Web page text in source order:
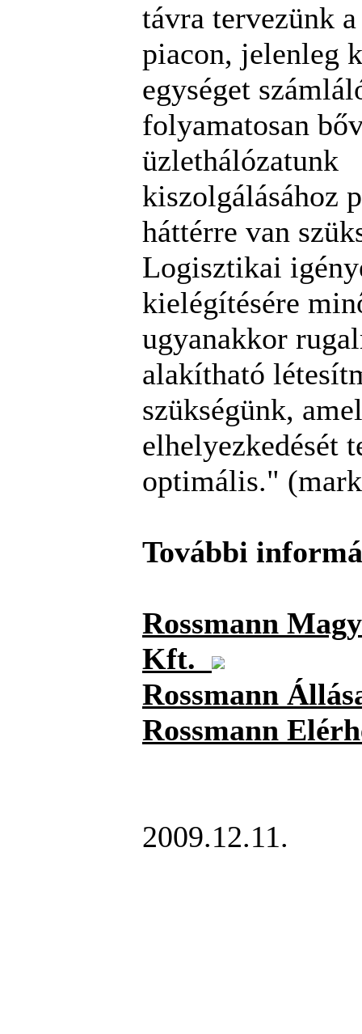
távra tervezünk
piacon, jelenleg
egységet
folyamatosan
üzlethálózatunk
kiszolgálásához
háttérre van
Logisztikai
kielégítésére
ugyanakkor
alakítható
szükségünk,
elhelyezkedését
optimális."
További
Rossmann
Kft.
Rossmann
Rossmann
2009.12.11.